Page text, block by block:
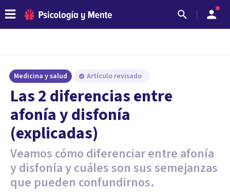
Medicina y salud Artículo revisado
Las 2 diferencias entre
afonía y disfonía
(explicadas)
Veamos cómo diferenciar entre afonía
y disfonía y cuáles son sus semejanzas
que pueden confundirnos.